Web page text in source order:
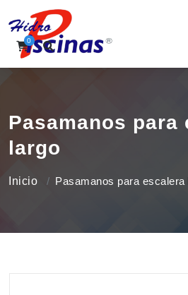
0
Pasamanos para
largo
Inicio Pasamanos para escalera